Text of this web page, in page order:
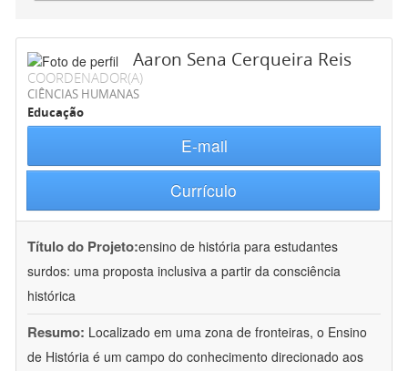
Aaron Sena Cerqueira Reis
COORDENADOR(A)
CIÊNCIAS HUMANAS
Educação
E-mail
Currículo
Título do Projeto:ensino de história para estudantes
surdos: uma proposta inclusiva a partir da consciência
histórica
Resumo: Localizado em uma zona de fronteiras, o Ensino
de História é um campo do conhecimento direcionado aos